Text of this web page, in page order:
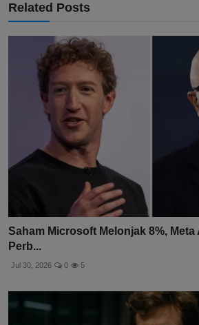
Related Posts
Saham Microsoft Melonjak 8%,
Perb...
Jul 30, 2026 0 5